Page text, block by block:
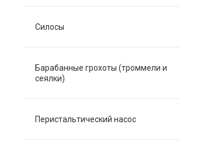
Силосы
Барабанные грохоты (троммели и
сеялки)
Перистальтический насос